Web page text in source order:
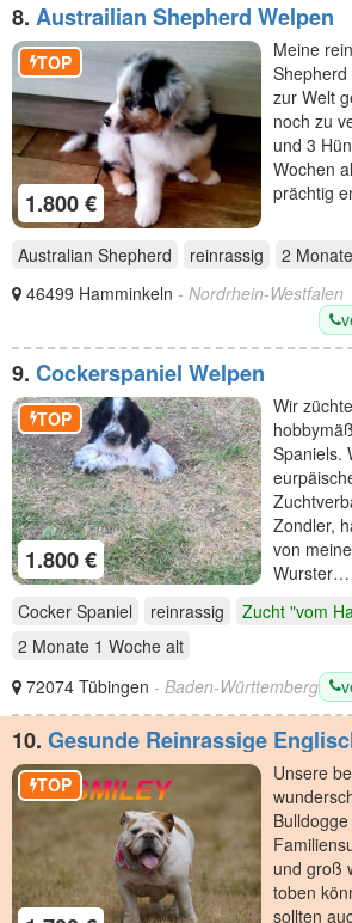
8. Austrailian Shepherd Welpen
1.800 €
TOP
Meine
zur Welt
noch zu
und 3
Wochen
prächtig
Australian Shepherd reinrassig 2 Monate
46499 Hamminkeln - Nordrhein-Westfalen
9. Cockerspaniel Welpen
1.800 €
TOP
Wir
Spaniels.
Zondler,
von
Wurster…
Cocker Spaniel
reinrassig
Zucht "vom
2 Monate 1 Woche alt
72074 Tübingen - Baden-Württemberg
10. Gesunde Reinrassige
Welpen
TOP
Unsere
und groß
toben
sollten